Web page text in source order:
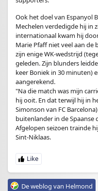
Ook het doel van Espanyol
Mechelen verdedigde hij in
internationaal kwam hij
Marie Pfaff niet veel aan de
zijn enige WK-wedstrijd
geleden. Zijn blunders
keer Boniek in 30 minuten)
aangerekend.
"Na die match was mijn
hij ooit. En dat terwijl hij in
Simonson van FC
buitenlander in de Spaanse
Afgelopen seizoen trainde
Sint-Niklaas.
De weblog van Helmond